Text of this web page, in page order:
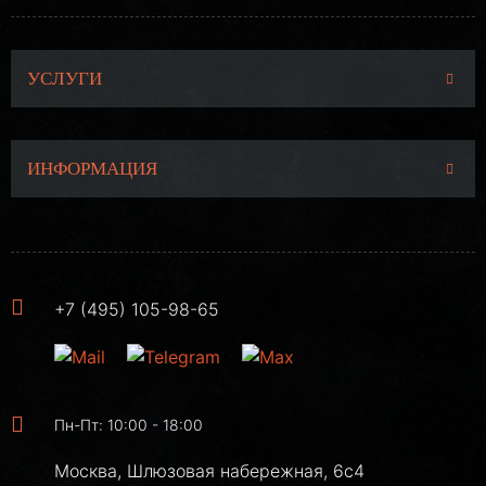
УСЛУГИ
ИНФОРМАЦИЯ
+7 (495) 105-98-65
Пн-Пт: 10:00 - 18:00
Москва, Шлюзовая набережная, 6с4